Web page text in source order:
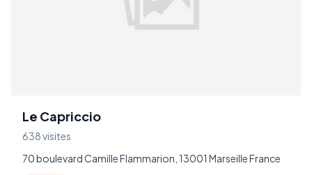
Le Capriccio
638 visites
70 boulevard Camille Flammarion, 13001 Marseille France